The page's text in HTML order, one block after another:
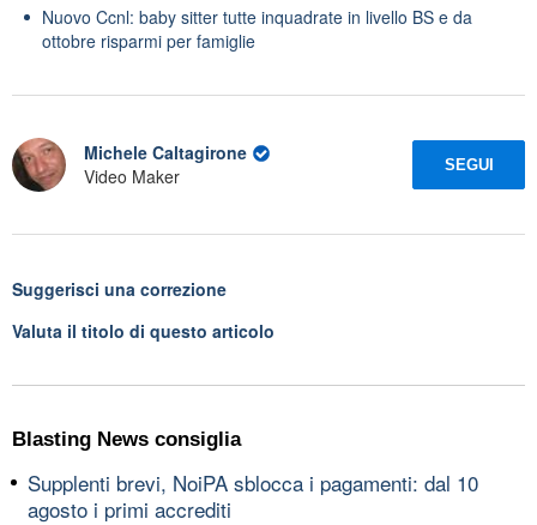
Nuovo Ccnl: baby sitter tutte inquadrate in livello BS e da
ottobre risparmi per famiglie
Michele Caltagirone
Video Maker
SEGUI
Suggerisci una correzione
Valuta il titolo di questo articolo
Blasting News consiglia
Supplenti brevi, NoiPA sblocca i pagamenti: dal 10
agosto i primi accrediti